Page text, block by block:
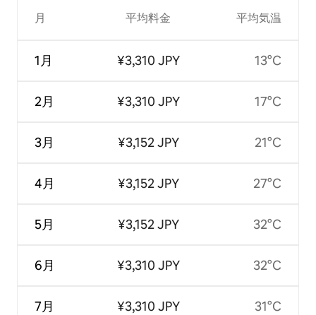
月
1月
2月
3月
4月
5月
6月
7月
平均料金
¥3,310 JPY
¥3,310 JPY
¥3,152 JPY
¥3,152 JPY
¥3,152 JPY
¥3,310 JPY
¥3,310 JPY
平均気温
13°C
17°C
21°C
27°C
32°C
32°C
31°C